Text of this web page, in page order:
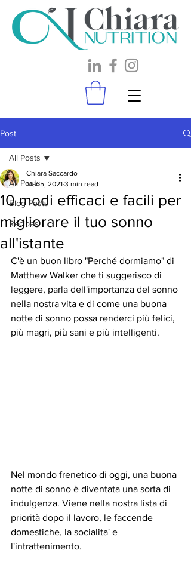
Post
All Posts
Blog Posts
Recipes
All Posts
10 modi efficaci e facili per
migliorare il tuo sonno
all'istante
Chiara Saccardo
Mar 5, 2021 3 min read
C'è un buon libro "Perché dormiamo" di
Matthew Walker che ti suggerisco di
leggere, parla dell'importanza del sonno
nella nostra vita e di come una buona
notte di sonno possa renderci più felici,
più magri, più sani e più intelligenti.
Nel mondo frenetico di oggi, una buona
notte di sonno è diventata una sorta di
indulgenza. Viene nella nostra lista di
priorità dopo il lavoro, le faccende
domestiche, la socialita' e
l'intrattenimento.